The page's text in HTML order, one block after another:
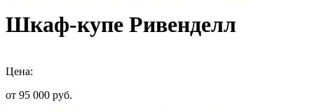
Шкаф-купе Ривенделл
Цена:
от 95 000 руб.